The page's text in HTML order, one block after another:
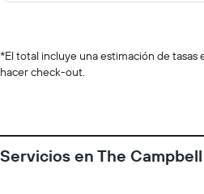
*El total incluye una estimación de tasas
hacer check-out.
Servicios en The